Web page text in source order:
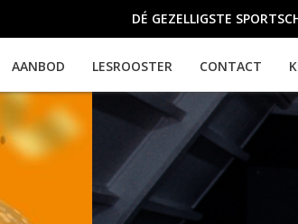
DÉ GEZELLIGSTE
AANBOD LESROOSTER CONTACT